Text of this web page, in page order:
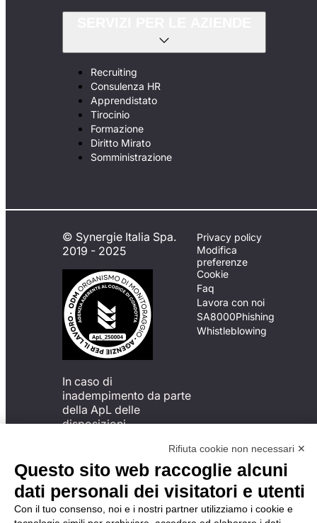
Recruiting
Consulenza HR
Apprendistato
Tirocinio
Formazione
Diritto Mirato
Somministrazione
© Synergie Italia Spa.
2019 - 2025
In caso di
inadempimento da parte
della ApL delle
disposizioni
possibile presentare un
reclamo
all’Organismo di
Monitoraggio utilizzando
una delle modalità
Privacy policy
Modifica
preferenze
Cookie
Faq
Lavora con noi
SA8000Phishing
Whistleblowing
Rifiuta cookie non necessari ✕
Questo sito web raccoglie alcuni
dati personali dei visitatori e utenti
Con il tuo consenso, noi e i nostri partner utilizziamo i cookie e